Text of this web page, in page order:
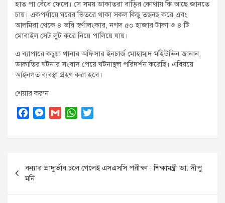
হাত পা বেঁধে ফেলে। সে সময় ডাকাতরা বাড়ির কোথায় কি আছে জানতে
চায়। একপর্যায়ে ঘরের ভিতরে থাকা সকল কিছু তছনছ করে এবং
আলমিরা থেকে ৪ ভরি স্বর্ণালংকার, নগদ ৫০ হাজার টাকা ও ৪ টি
মোবাইল সেট লুট করে নিয়ে পালিয়ে যায়।
এ ব্যাপারে কচুয়া থানার অফিসার ইনচার্জ মোহাম্মদ মহিউদ্দিন জানান,
ডাকাতির ঘটনার সংবাদ পেয়ে ঘটনাস্থল পরিদর্শন করেছি। এবিষয়ে
আইনগত ব্যবস্থা গ্রহণ করা হবে।
শেয়ার করুন
c
o
k
M
s
n
e
G
a
W
a
A
p
i
e
navigation
বন্যার প্রাদুর্ভাব চলে গেলেই এসএসসি পরীক্ষা : শিক্ষামন্ত্রী ডা. দীপু
মনি